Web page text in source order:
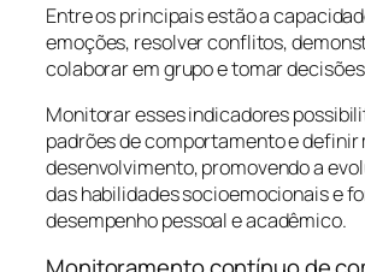
Entre os principais estão a
emoções, resolver conflitos,
colaborar em grupo e tomar
Monitorar esses indicadores
padrões de comportamento e definir
desenvolvimento, promovendo a
das habilidades socioemocionais e
desempenho pessoal e acadêmico.